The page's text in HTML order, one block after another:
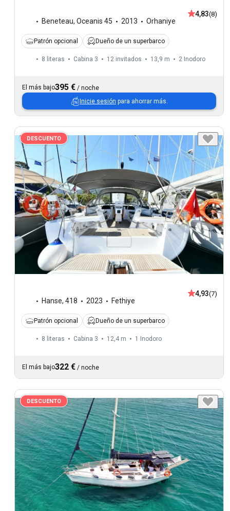
Beneteau, Oceanis 45 2013 Orhaniye
4,83(8)
Patrón opcional Dueño de un superbarco
8 literas Cabina 3 12 invitados 13,9 m 2 Inodoro
El más bajo395 € / noche
Inicie sesión para ahorrar más.
DESCUENTO
Hanse, 418 2023 Fethiye
4,93(7)
Patrón opcional Dueño de un superbarco
8 literas Cabina 3 12,4 m 1 Inodoro
El más bajo322 € / noche
DESCUENTO